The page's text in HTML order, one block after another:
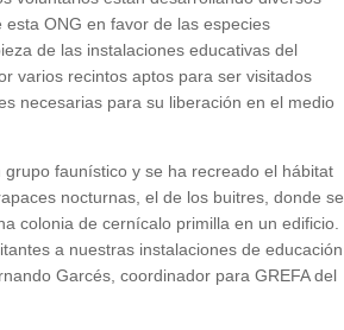
ONG en favor de las especies
de las instalaciones educativas del
varios recintos aptos para ser visitados
necesarias para su liberación en el medio
faunístico y se ha recreado el hábitat
nocturnas, el de los buitres, donde se
colonia de cernícalo primilla en un edificio.
a nuestras instalaciones de educación
Garcés, coordinador para GREFA del